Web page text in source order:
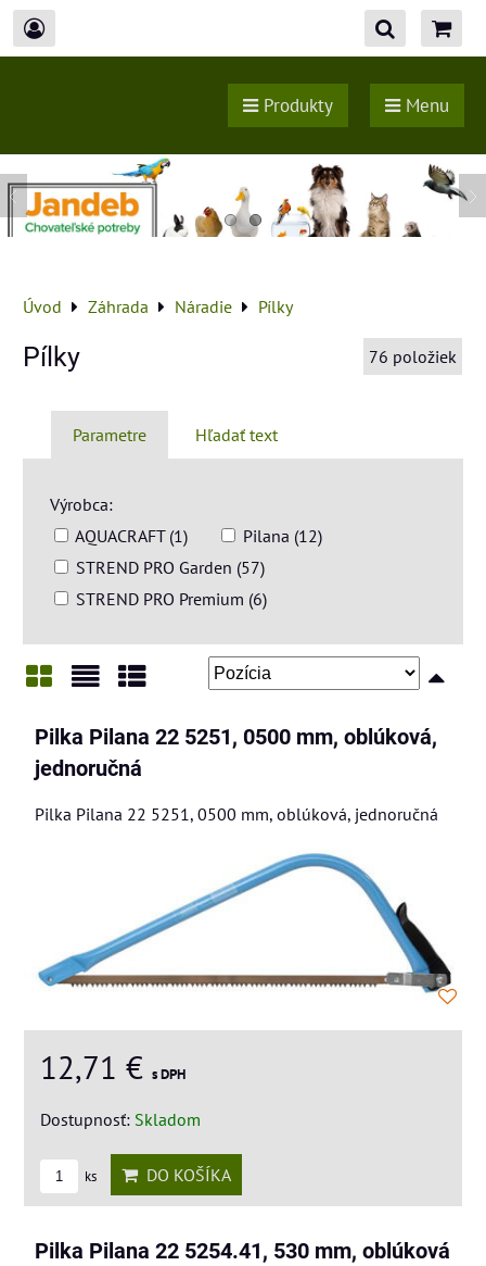
Produkty Menu
Úvod Záhrada Náradie Pílky
Pílky 76 položiek
Parametre Hľadať text
Výrobca:
AQUACRAFT (1)
Pilana (12)
STREND PRO Garden (57)
STREND PRO Premium (6)
Pilka Pilana 22 5251, 0500 mm, oblúková,
jednoručná
Pilka Pilana 22 5251, 0500 mm, oblúková, jednoručná
12,71 € s DPH
Dostupnosť: Skladom
ks DO KOŠÍKA
Pilka Pilana 22 5254.41, 530 mm, oblúková